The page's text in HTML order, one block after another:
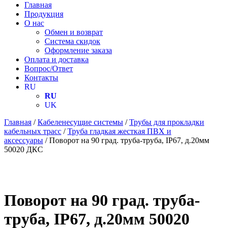
Главная
Продукция
О нас
Обмен и возврат
Система скидок
Оформление заказа
Оплата и доставка
Вопрос/Ответ
Контакты
RU
RU
UK
Главная /Кабеленесущие системы /Трубы для прокладки
кабельных трасс /Труба гладкая жесткая ПВХ и
аксессуары / Поворот на 90 град. труба-труба, IP67, д.20мм
50020 ДКС
Поворот на 90 град. труба-
труба, IP67, д.20мм 50020